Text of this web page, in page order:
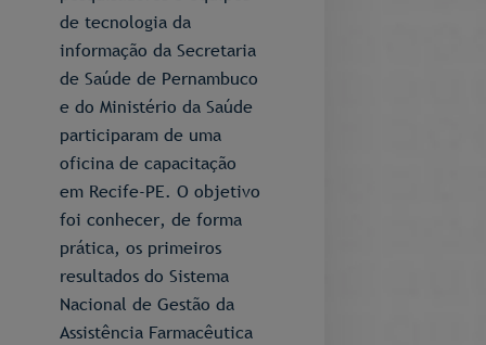
de tecnologia da
informação da Secretaria
de Saúde de Pernambuco
e do Ministério da Saúde
participaram de uma
oficina de capacitação
em Recife-PE. O objetivo
foi conhecer, de forma
prática, os primeiros
resultados do Sistema
Nacional de Gestão da
Assistência Farmacêutica